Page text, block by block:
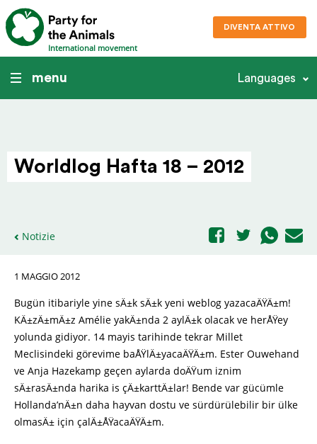
International movement
DIVENTA ATTIVO
menu Languages
Worldlog Hafta 18 – 2012
Notizie
1 MAGGIO 2012
Bugün itibariyle yine sÄ±k sÄ±k yeni weblog yazacaÄŸÄ±m!
KÄ±zÄ±mÄ±z Amélie yakÄ±nda 2 aylÄ±k olacak ve herÅŸey
yolunda gidiyor. 14 mayis tarihinde tekrar Millet
Meclisindeki görevime baÅŸlÄ±yacaÄŸÄ±m. Ester Ouwehand
ve Anja Hazekamp geçen aylarda doÄŸum iznim
sÄ±rasÄ±nda harika is çÄ±karttÄ±lar! Bende var gücümle
Hollanda’nÄ±n daha hayvan dostu ve sürdürülebilir bir ülke
olmasÄ± için çalÄ±ÅŸacaÄŸÄ±m.